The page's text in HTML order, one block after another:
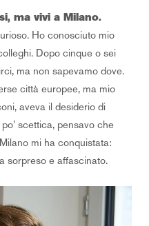
ma vivi a Milano.
Ho conosciuto mio
Dopo cinque o sei
ma non sapevamo dove.
città europee, ma mio
aveva il desiderio di
scettica, pensavo che
mi ha conquistata:
sorpreso e affascinato.